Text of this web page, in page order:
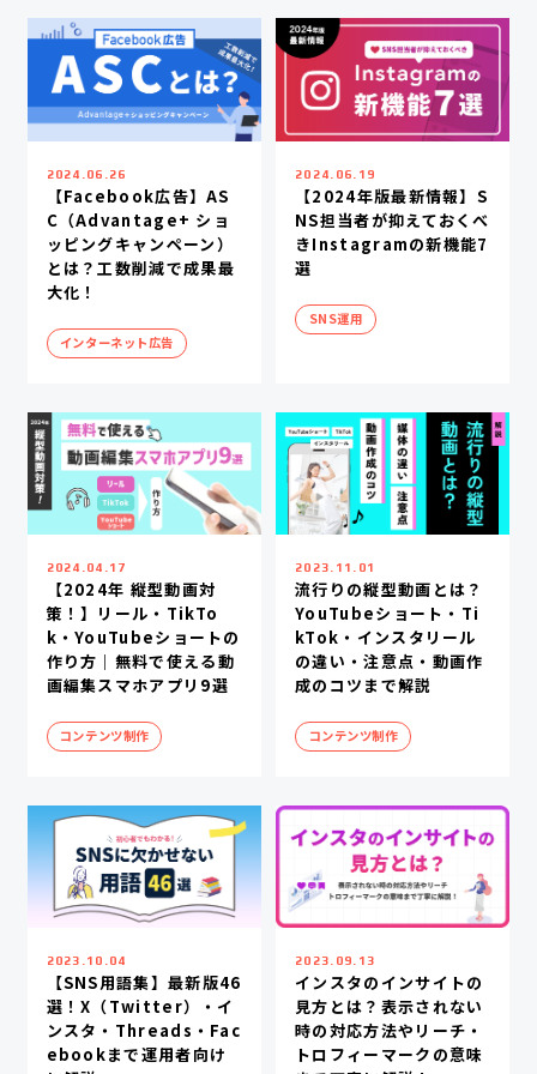
2024.06.26
【Facebook広告】AS
C（Advantage+ ショ
ッピングキャンペーン）
とは？工数削減で成果最
大化！
インターネット広告
2024.06.19
【2024年版最新情報】S
NS担当者が抑えておくべ
きInstagramの新機能7
選
SNS運用
2024.04.17
【2024年 縦型動画対
策！】リール・TikTo
k・YouTubeショートの
作り方｜無料で使える動
画編集スマホアプリ9選
コンテンツ制作
2023.11.01
流行りの縦型動画とは？
YouTubeショート・Ti
kTok・インスタリール
の違い・注意点・動画作
成のコツまで解説
コンテンツ制作
2023.10.04
【SNS用語集】最新版46
選！X（Twitter）・イ
ンスタ・Threads・Fac
ebookまで運用者向け
2023.09.13
インスタのインサイトの
見方とは？表示されない
時の対応方法やリーチ・
トロフィーマークの意味